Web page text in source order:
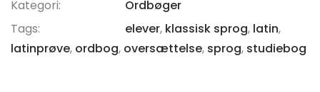
Kategori:
Ordbøger
Tags:
elever, klassisk sprog, latin,
latinprøve, ordbog, oversættelse, sprog, studiebog